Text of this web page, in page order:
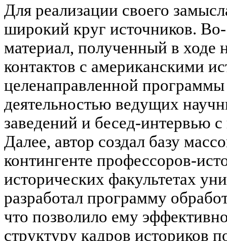
Для реализации своего
широкий круг источников.
материал, полученный в ходе
контактов с американскими
целенаправленной
деятельностью ведущих
заведений и бесед-интервью
Далее, автор создал базу
контингенте профессоров-
исторических факультетах
разработал программу
что позволило ему
структуру кадров историков